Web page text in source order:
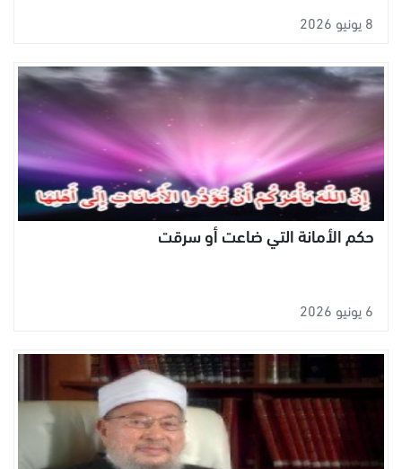
8 يونيو 2026
حكم الأمانة التي ضاعت أو سرقت
6 يونيو 2026